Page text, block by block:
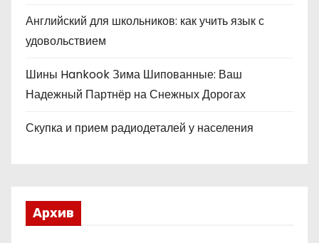
Английский для школьников: как учить язык с
удовольствием
Шины Hankook Зима Шипованные: Ваш
Надежный Партнёр на Снежных Дорогах
Скупка и прием радиодеталей у населения
Архив